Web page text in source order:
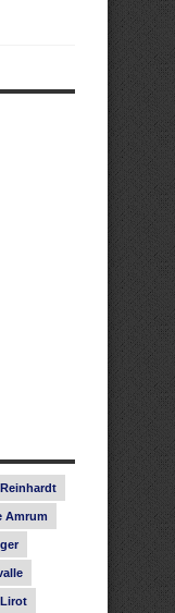
Amrum